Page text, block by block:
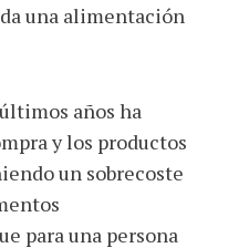
una alimentación
años ha
y los productos
un sobrecoste
para una persona